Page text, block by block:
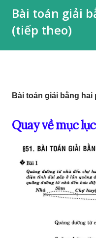
Bài toán giải
(tiếp theo)
Bài toán giải bằng
Quay về mục